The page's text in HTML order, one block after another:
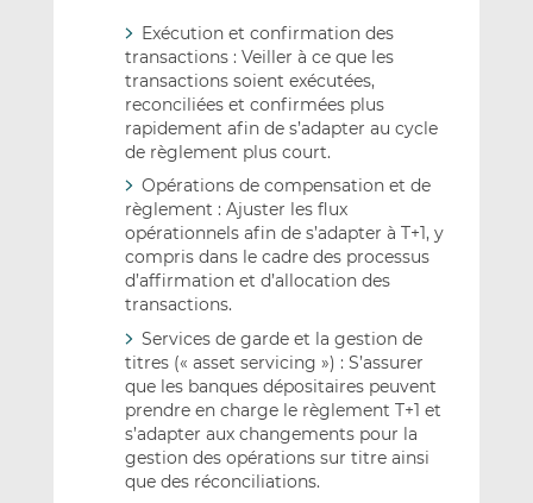
Exécution et confirmation des
transactions : Veiller à ce que les
transactions soient exécutées,
reconciliées et confirmées plus
rapidement afin de s’adapter au cycle
de règlement plus court.
Opérations de compensation et de
règlement : Ajuster les flux
opérationnels afin de s’adapter à T+1, y
compris dans le cadre des processus
d’affirmation et d’allocation des
transactions.
Services de garde et la gestion de
titres (« asset servicing ») : S’assurer
que les banques dépositaires peuvent
prendre en charge le règlement T+1 et
s’adapter aux changements pour la
gestion des opérations sur titre ainsi
que des réconciliations.